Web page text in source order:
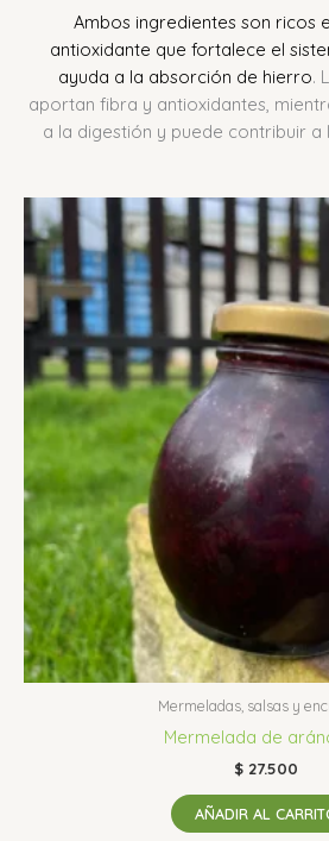
Ambos ingredientes son ricos
antioxidante que fortalece el
ayuda a la absorción de hierro.
aportan fibra y antioxidantes,
a la digestión y puede contribuir a
Mermeladas, salsas y
Mermelada de
$ 27.500
AÑADIR AL